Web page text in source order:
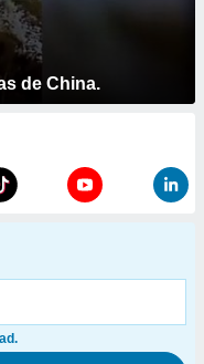
de China.